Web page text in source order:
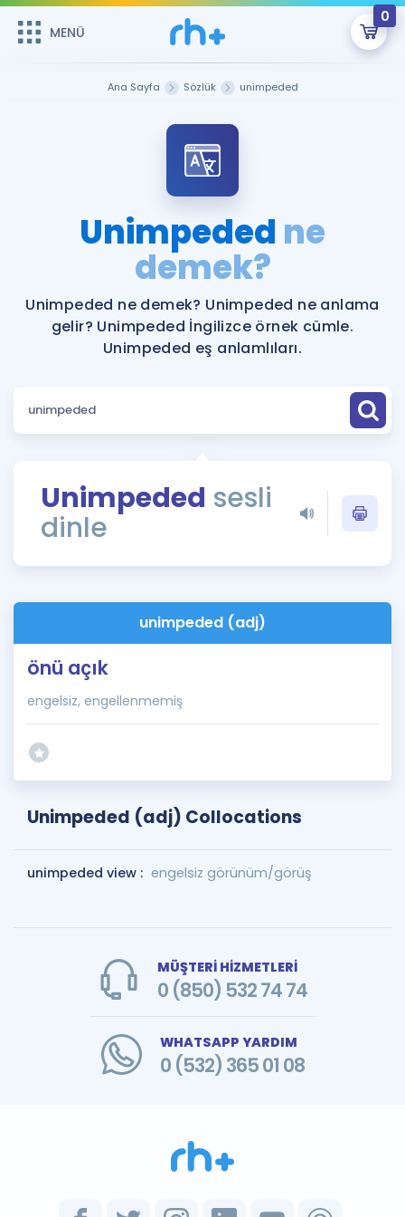
MENÜ
0
Şifremi Hatırlamıyorum
Sepetin Şu An Boş.
Remzi Hoca ile seni sınava hazırlayacak onlarca eğitim seni
bekliyor!
MENÜ
Katılımcı Görüşleri
Faydalı Araçlar
Ücretsiz Kaynaklar
Puan Hesaplama
ÖSYM Sınav Takvimi
Kampanyalar
İngilizce Gramer
İngilizce Gramer
Ana Sayfa Sözlük unimpeded
Unimpeded ne
demek?
Unimpeded ne demek? Unimpeded ne anlama
gelir? Unimpeded İngilizce örnek cümle.
Unimpeded eş anlamlıları.
Unimpeded sesli
dinle
unimpeded (adj)
önü açık
engelsiz, engellenmemiş
Unimpeded (adj) Collocations
unimpeded view : engelsiz görünüm/görüş
MÜŞTERİ HİZMETLERİ
0 (850) 532 74 74
WHATSAPP YARDIM
0 (532) 365 01 08